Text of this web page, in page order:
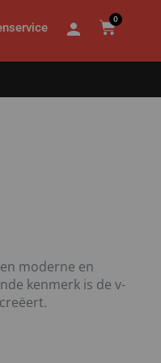
0
moderne en
kenmerk is de v-